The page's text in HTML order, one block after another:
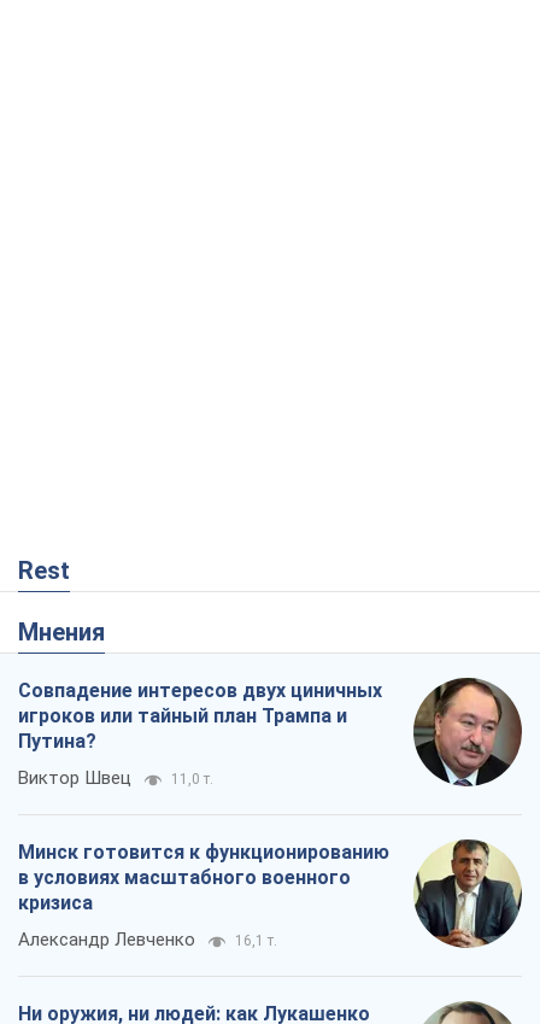
Rest
Мнения
Совпадение интересов двух циничных
игроков или тайный план Трампа и
Путина?
Виктор Швец 11,0 т.
Минск готовится к функционированию
в условиях масштабного военного
кризиса
Александр Левченко 16,1 т.
Ни оружия, ни людей: как Лукашенко